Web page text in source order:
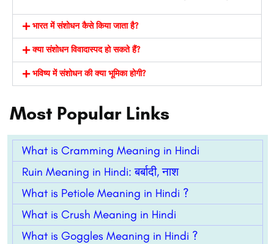
भारत में संशोधन कैसे किया जाता है?
क्या संशोधन विवादास्पद हो सकते हैं?
भविष्य में संशोधन की क्या भूमिका होगी?
Most Popular Links
What is Cramming Meaning in Hindi
Ruin Meaning in Hindi: बर्बादी, नाश
What is Petiole Meaning in Hindi ?
What is Crush Meaning in Hindi
What is Goggles Meaning in Hindi ?